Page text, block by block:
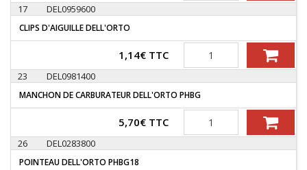
17 DEL0959600
CLIPS D'AIGUILLE DELL'ORTO
1,14€ TTC Quantité
23 DEL0981400
MANCHON DE CARBURATEUR DELL'ORTO PHBG
5,70€ TTC Quantité
26 DEL0283800
POINTEAU DELL'ORTO PHBG18